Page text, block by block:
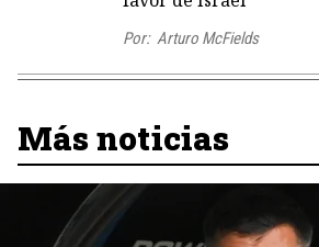
Por: Arturo McFields
Más noticias